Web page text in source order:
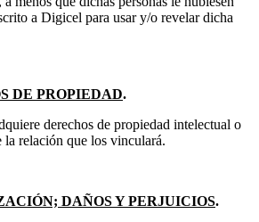
a Digicel para usar y/o revelar dicha
DE PROPIEDAD.
derechos de propiedad intelectual o
relación que los vinculará.
DAÑOS Y PERJUICIOS.